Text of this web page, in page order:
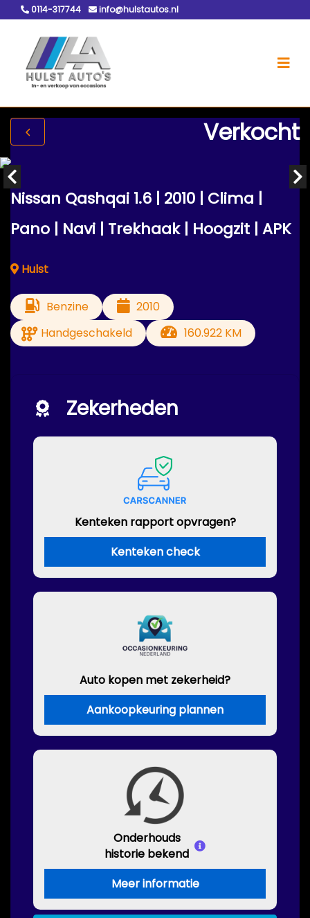
0114-317744 info@hulstautos.nl
Verkocht
Nissan Qashqai 1.6 | 2010 | Clima |
Pano | Navi | Trekhaak | Hoogzit | APK
Hulst
Benzine
2010
Handgeschakeld
160.922 KM
Zekerheden
Kenteken rapport opvragen?
Kenteken check
Auto kopen met zekerheid?
Aankoopkeuring plannen
Onderhouds
historie bekend
Meer informatie